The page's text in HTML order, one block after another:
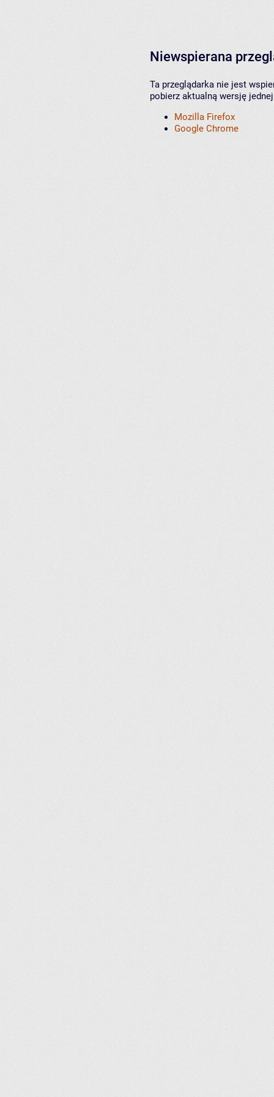
Niewspierana
Ta przeglądarka nie jest
pobierz aktualną wersję
Mozilla Firefox
Google Chrome